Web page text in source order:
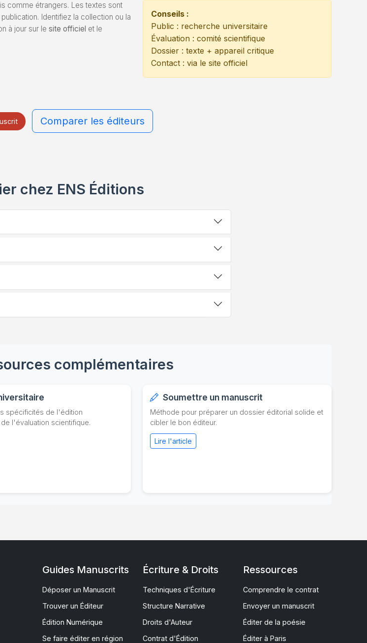
comme étrangers. Les textes sont
Identifiez la collection ou la
à jour sur le site officiel et le
Conseils :
Public : recherche universitaire
Évaluation : comité scientifique
Dossier : texte + appareil critique
Contact : via le site officiel
Comparer les éditeurs
chez ENS Éditions
complémentaires
spécificités de l'édition
l'évaluation scientifique.
Soumettre un manuscrit
Méthode pour préparer un dossier éditorial solide et
cibler le bon éditeur.
Lire l'article
Guides Manuscrits
Déposer un Manuscrit
Trouver un Éditeur
Édition Numérique
Se faire éditer en région
Écriture & Droits
Techniques d'Écriture
Structure Narrative
Droits d'Auteur
Contrat d'Édition
Ressources
Comprendre le contrat
Envoyer un manuscrit
Éditer de la poésie
Éditer à Paris